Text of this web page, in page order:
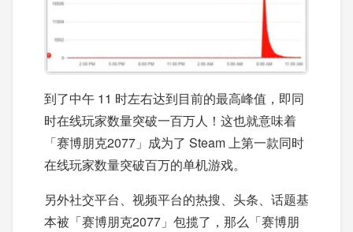
到了中午 11 时左右达到目前的最高峰值，即同
时在线玩家数量突破一百万人！这也就意味着
「赛博朋克2077」成为了 Steam 上第一款同时
在线玩家数量突破百万的单机游戏。
另外社交平台、视频平台的热搜、头条、话题基
本被「赛博朋克2077」包揽了，那么「赛博朋